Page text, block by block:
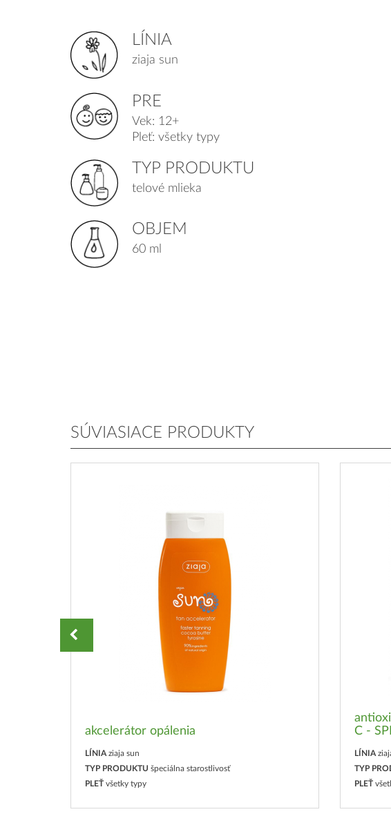
LÍNIA
ziaja sun
PRE
Vek: 12+
Pleť: všetky typy
TYP PRODUKTU
telové mlieka
OBJEM
60 ml
SÚVIASIACE PRODUKTY
akcelerátor opálenia
LÍNIA ziaja sun
TYP PRODUKTU špeciálna starostlivosť
PLEŤ všetky typy
C -
LÍNIA
TYP
PLEŤ